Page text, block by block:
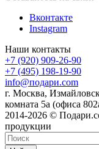
Вконтакте
Instagram
Наши контакты
+7 (920) 909-26-90
+7 (495) 198-19-90
info@подари.com
г. Москва,
комната 5а (офиса
2014-2026 ©
продукции